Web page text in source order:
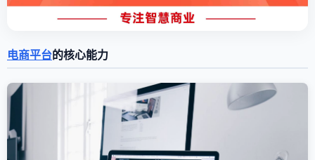
电商平台的核心能力